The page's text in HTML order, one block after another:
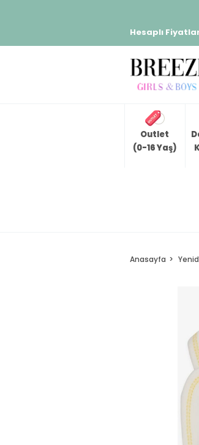
Hesaplı
Outlet
(0-16 Yaş)
Anasayfa